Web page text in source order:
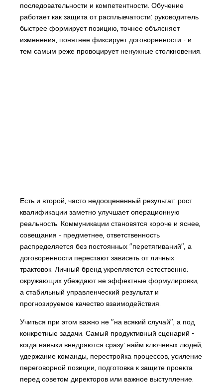
последовательности и компетентности. Обучение
работает как защита от расплывчатости: руководитель
быстрее формирует позицию, точнее объясняет
изменения, понятнее фиксирует договоренности - и
тем самым реже провоцирует ненужные столкновения.
Есть и второй, часто недооцененный результат: рост
квалификации заметно улучшает операционную
реальность. Коммуникации становятся короче и яснее,
совещания - предметнее, ответственность
распределяется без постоянных "перетягиваний", а
договоренности перестают зависеть от личных
трактовок. Личный бренд укрепляется естественно:
окружающих убеждают не эффектные формулировки,
а стабильный управленческий результат и
прогнозируемое качество взаимодействия.
Учиться при этом важно не "на всякий случай", а под
конкретные задачи. Самый продуктивный сценарий -
когда навыки внедряются сразу: найм ключевых людей,
удержание команды, перестройка процессов, усиление
переговорной позиции, подготовка к защите проекта
перед советом директоров или важное выступление.